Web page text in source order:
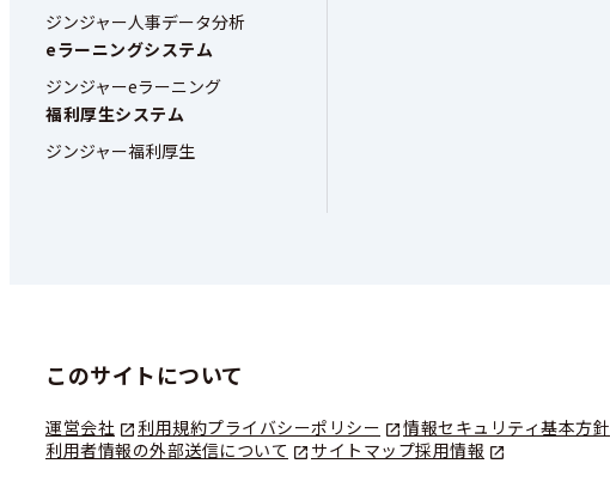
ジンジャー人事データ分析
eラーニングシステム
ジンジャーeラーニング
福利厚生システム
ジンジャー福利厚生
このサイトについて
運営会社 利用規約プライバシーポリシー
情報セキュリティ基本方針
利用者情報の外部送信について
サイトマップ採用情報